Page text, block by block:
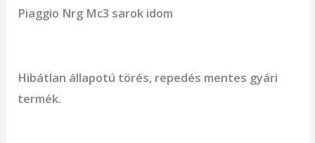
Piaggio Nrg Mc3 sarok idom
Hibátlan állapotú törés, repedés mentes gyári
termék.